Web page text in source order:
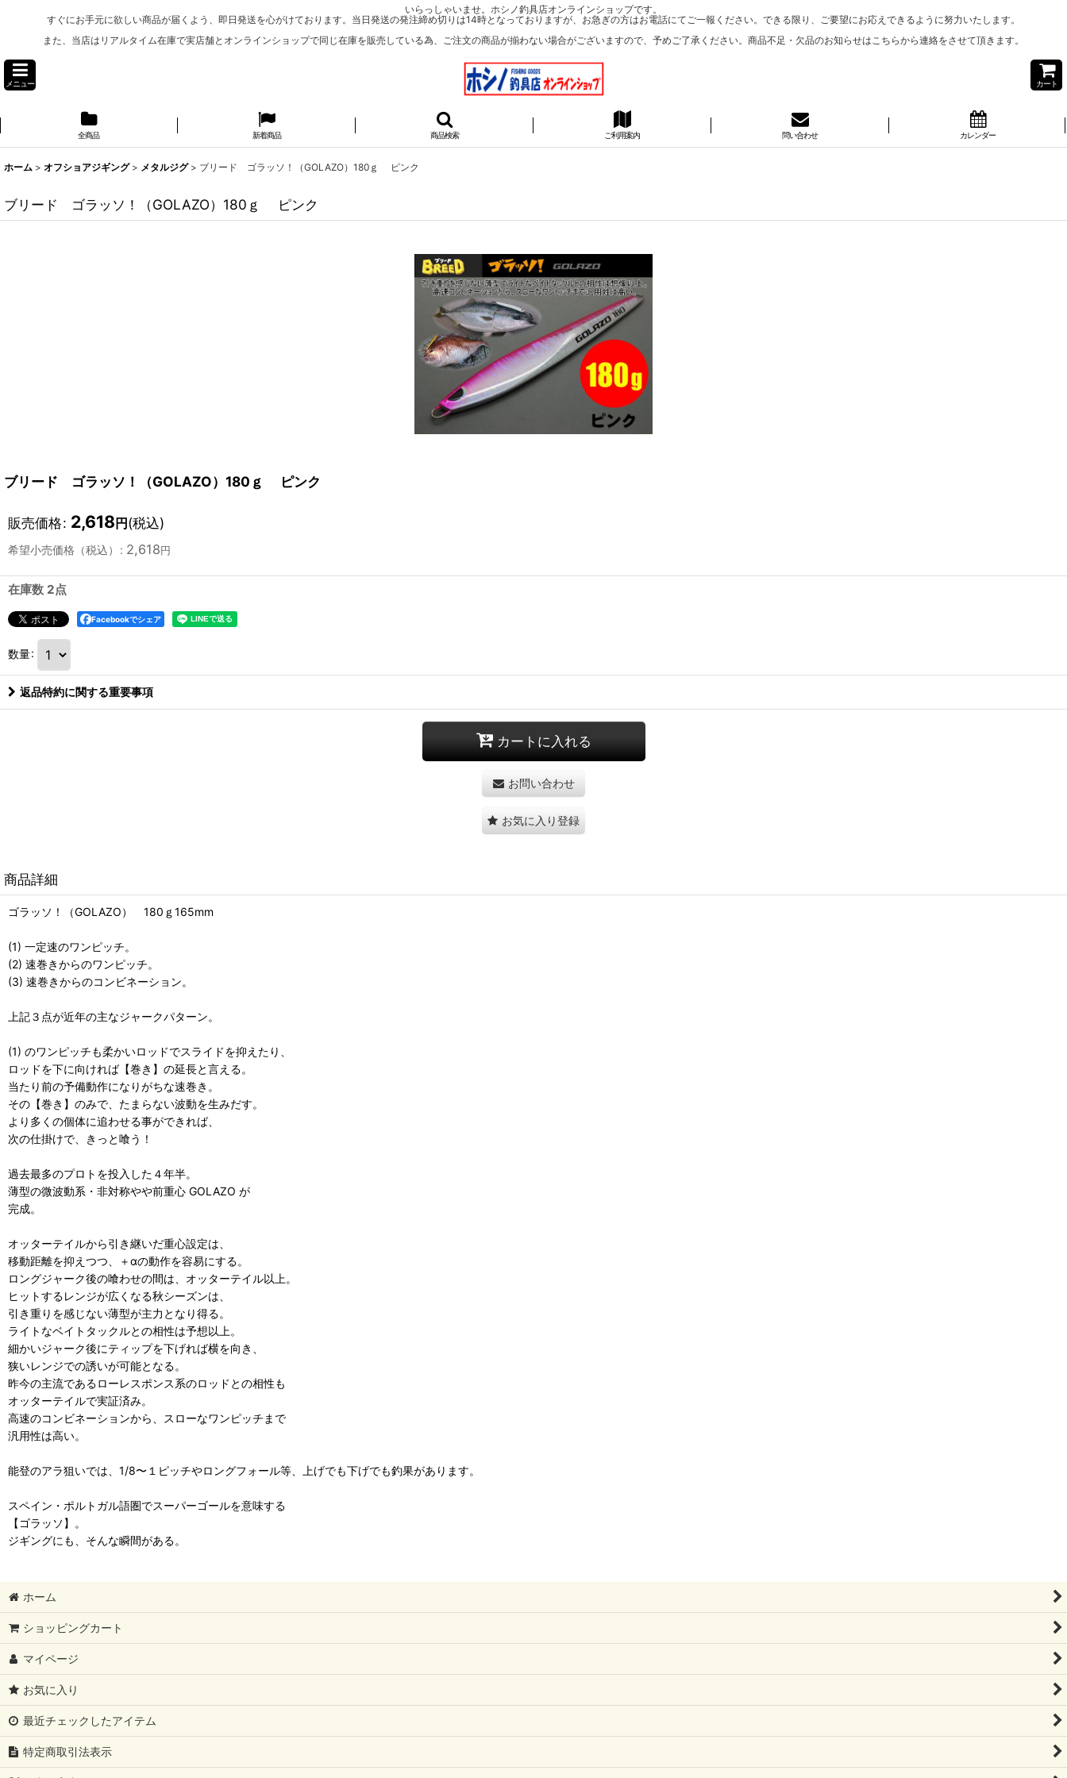
いらっしゃいませ。ホシノ釣具店オンラインショップです。
すぐにお手元に欲しい商品が届くよう、即日発送を心がけております。当日発送の発注締め切りは14時となっておりますが、お急ぎの方はお電話にてご一報ください。できる限り、ご要望にお応えできるように努力いたします。
また、当店はリアルタイム在庫で実店舗とオンラインショップで同じ在庫を販売している為、ご注文の商品が揃わない場合がございますので、予めご了承ください。商品不足・欠品のお知らせはこちらから連絡をさせて頂きます。
メニュー カート
全商品 新着商品 商品検索 ご利用案内 問い合わせ カレンダー
ホーム > オフショアジギング > メタルジグ > ブリード ゴラッソ！（GOLAZO）180ｇ ピンク
ブリード ゴラッソ！（GOLAZO）180ｇ ピンク
ブリード ゴラッソ！（GOLAZO）180ｇ ピンク
販売価格: 2,618円(税込)
希望小売価格（税込） : 2,618円
在庫数 2点
Facebookでシェア
数量:
返品特約に関する重要事項
カートに入れる
お問い合わせ
お気に入り登録
商品詳細
ゴラッソ！（GOLAZO） 180ｇ165mm
(1) 一定速のワンピッチ。
(2) 速巻きからのワンピッチ。
(3) 速巻きからのコンビネーション。
上記３点が近年の主なジャークパターン。
(1) のワンピッチも柔かいロッドでスライドを抑えたり、
ロッドを下に向ければ【巻き】の延長と言える。
当たり前の予備動作になりがちな速巻き。
その【巻き】のみで、たまらない波動を生みだす。
より多くの個体に追わせる事ができれば、
次の仕掛けで、きっと喰う！
過去最多のプロトを投入した４年半。
薄型の微波動系・非対称やや前重心 GOLAZO が
完成。
オッターテイルから引き継いだ重心設定は、
移動距離を抑えつつ、＋αの動作を容易にする。
ロングジャーク後の喰わせの間は、オッターテイル以上。
ヒットするレンジが広くなる秋シーズンは、
引き重りを感じない薄型が主力となり得る。
ライトなベイトタックルとの相性は予想以上。
細かいジャーク後にティップを下げれば横を向き、
狭いレンジでの誘いが可能となる。
昨今の主流であるローレスポンス系のロッドとの相性も
オッターテイルで実証済み。
高速のコンビネーションから、スローなワンピッチまで
汎用性は高い。
能登のアラ狙いでは、1/8〜１ピッチやロングフォール等、上げでも下げでも釣果があります。
スペイン・ポルトガル語圏でスーパーゴールを意味する
【ゴラッソ】。
ジギングにも、そんな瞬間がある。
ホーム
ショッピングカート
マイページ
お気に入り
最近チェックしたアイテム
特定商取引法表示